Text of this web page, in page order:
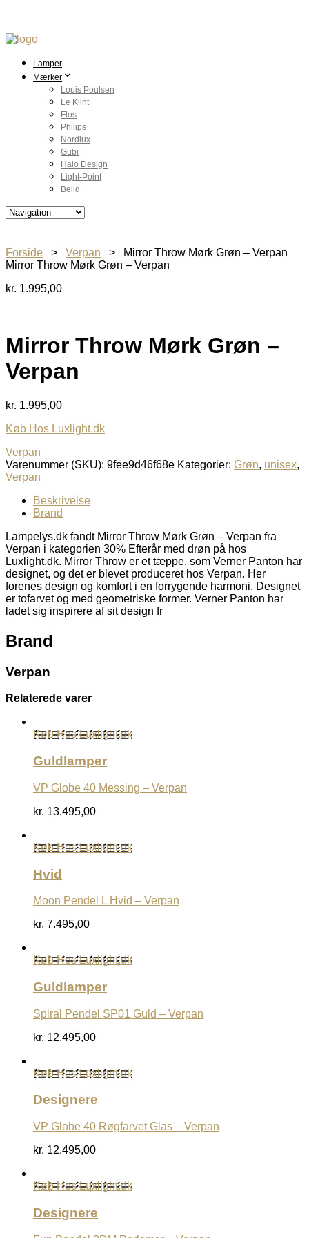
Lamper
Mærker
Louis Poulsen
Le Klint
Flos
Philips
Nordlux
Gubi
Halo Design
Light-Point
Belid
Forside > Verpan > Mirror Throw Mørk Grøn – Verpan
Mirror Throw Mørk Grøn – Verpan
kr. 1.995,00
Mirror Throw Mørk Grøn –
Verpan
kr. 1.995,00
Køb Hos Luxlight.dk
Verpan
Varenummer (SKU): 9fee9d46f68e Kategorier: Grøn, unisex,
Verpan
Beskrivelse
Brand
Lampelys.dk fandt Mirror Throw Mørk Grøn – Verpan fra
Verpan i kategorien 30% Efterår med drøn på hos
Luxlight.dk. Mirror Throw er et tæppe, som Verner Panton har
designet, og det er blevet produceret hos Verpan. Her
forenes design og komfort i en forrygende harmoni. Designet
er tofarvet og med geometriske former. Verner Panton har
ladet sig inspirere af sit design fr
Brand
Verpan
Relaterede varer
Køb Hos Luxlight.dk
Guldlamper
VP Globe 40 Messing – Verpan
kr. 13.495,00
Køb Hos Luxlight.dk
Hvid
Moon Pendel L Hvid – Verpan
kr. 7.495,00
Køb Hos Luxlight.dk
Guldlamper
Spiral Pendel SP01 Guld – Verpan
kr. 12.495,00
Køb Hos Luxlight.dk
Designere
VP Globe 40 Røgfarvet Glas – Verpan
kr. 12.495,00
Køb Hos Luxlight.dk
Designere